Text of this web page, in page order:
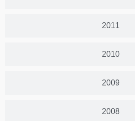
2011
2010
2009
2008